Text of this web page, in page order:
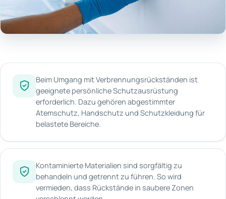
Beim Umgang mit Verbrennungsrückständen ist
geeignete persönliche Schutzausrüstung
erforderlich. Dazu gehören abgestimmter
Atemschutz, Handschutz und Schutzkleidung für
belastete Bereiche.
Kontaminierte Materialien sind sorgfältig zu
behandeln und getrennt zu führen. So wird
vermieden, dass Rückstände in saubere Zonen